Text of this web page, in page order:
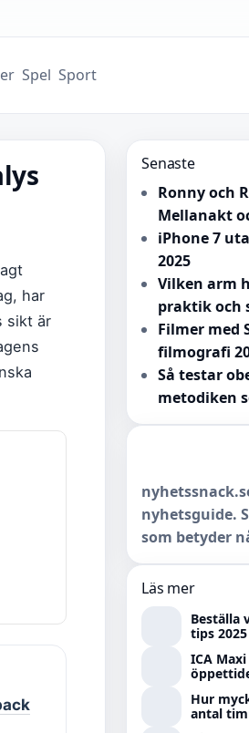
Spel Sport
har
sikt är
Senaste
Ronny och
Mellanakt
iPhone 7
2025
Vilken arm
praktik och
Filmer med
filmografi
Så testar
metodiken
nyhetsguide.
som betyder
Läs mer
Beställa
tips 2025
ICA
Hur
antal